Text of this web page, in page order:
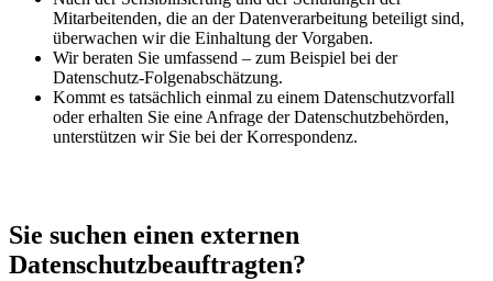
Mitarbeitenden, die an der Datenverarbeitung beteiligt sind,
überwachen wir die Einhaltung der Vorgaben.
Wir beraten Sie umfassend – zum Beispiel bei der
Datenschutz-Folgenabschätzung.
Kommt es tatsächlich einmal zu einem Datenschutzvorfall
oder erhalten Sie eine Anfrage der Datenschutzbehörden,
unterstützen wir Sie bei der Korrespondenz.
Sie suchen einen externen
Datenschutzbeauftragten?